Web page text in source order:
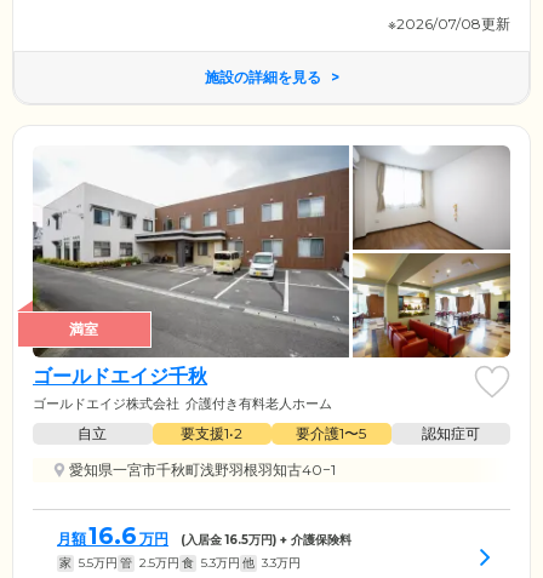
※2026/07/08更新
施設の詳細を見る
満室
ゴールドエイジ千秋
ゴールドエイジ株式会社 介護付き有料老人ホーム
自立 要支援1•2 要介護1〜5
認知症可
愛知県一宮市千秋町浅野羽根羽知古40−1
月額16.6 万円 (入居金16.5万円) + 介護保険料
家 5.5万円 管 2.5万円 食 5.3万円 他 3.3万円